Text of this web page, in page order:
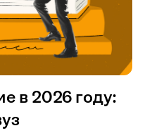
в 2026 году: